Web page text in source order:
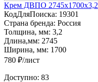
Крем ДВПО 2745х1700х3,2
КодДляПоиска: 19301
Страна бренда: Россия
Толщина, мм: 3,2
Длина,мм: 2745
Ширина, мм: 1700
780 ₽/лист
Доступно: 83